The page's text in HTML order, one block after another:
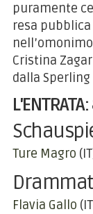
puramente
resa
Cristina
dalla Sperling
Ture Magro
Flavia Gallo